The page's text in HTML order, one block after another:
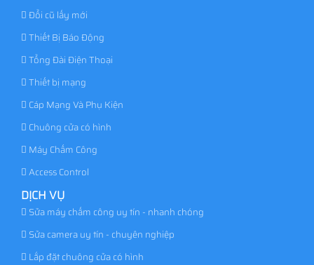
Đổi cũ lấy mới
Thiết Bị Báo Động
Tổng Đài Điện Thoại
Thiết bị mạng
Cáp Mạng Và Phụ Kiện
Chuông cửa có hình
Máy Chấm Công
Access Control
DỊCH VỤ
Sửa máy chấm công uy tín - nhanh chóng
Sửa camera uy tín - chuyên nghiệp
Lắp đặt chuông cửa có hình